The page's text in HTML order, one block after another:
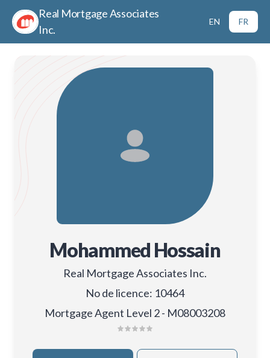
Real Mortgage Associates
Inc.
EN FR
Mohammed Hossain
Real Mortgage Associates Inc.
No de licence: 10464
Mortgage Agent Level 2 - M08003208